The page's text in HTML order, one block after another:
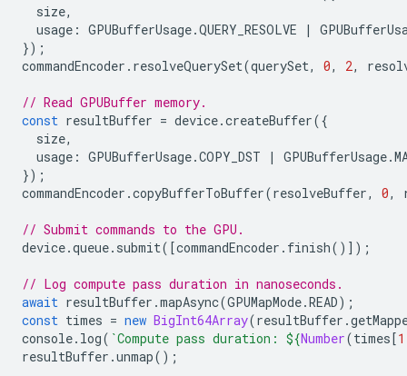
size,
usage : GPUBufferUsage.QUERY_RESOLVE |
});
commandEncoder . resolveQuerySet(querySet, 0, 2,
// Read GPUBuffer memory.
const resultBuffer = device.createBuffer({
size,
usage : GPUBufferUsage.COPY_DST | GPUBufferUsage.
});
commandEncoder .copyBufferToBuffer(resolveBuffer, 0,
// Submit commands to the GPU.
device.queue. submit([commandEncoder . finish()]);
// Log compute pass duration in nanoseconds.
await resultBuffer .mapAsync(GPUMapMode.READ);
const times = new BigInt64Array(resultBuffer .
console. log( `Compute pass duration: ${Number(times[1
resultBuffer .unmap();